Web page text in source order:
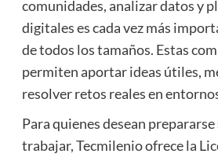
comunidades, analizar datos y
digitales es cada vez más
de todos los tamaños. Estas
permiten aportar ideas útiles,
resolver retos reales en
Para quienes desean
trabajar, Tecmilenio ofrece la